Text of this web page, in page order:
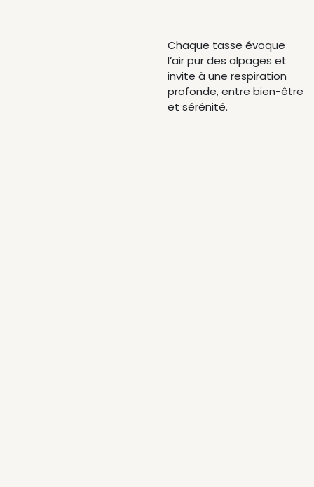
Chaque tasse évoque
l’air pur des alpages et
invite à une respiration
profonde, entre bien-être
et sérénité.